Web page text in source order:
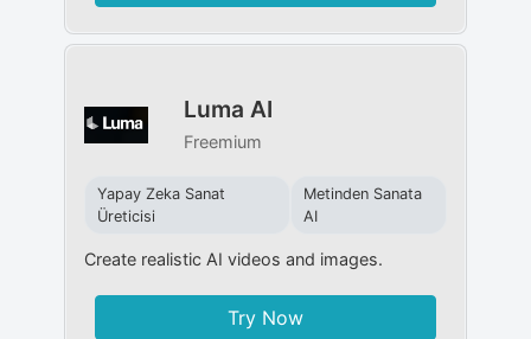
Luma AI
Freemium
Yapay Zeka Sanat
Üreticisi
Metinden Sanata
AI
Create realistic AI videos and images.
Try Now